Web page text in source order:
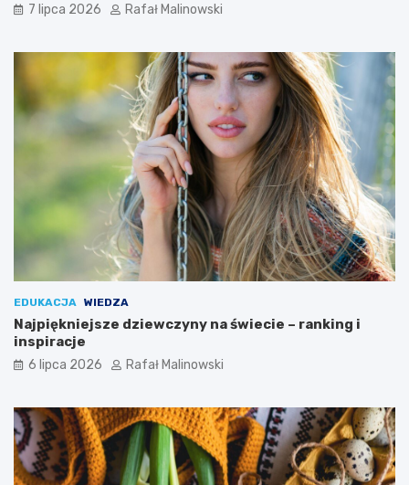
7 lipca 2026 Rafał Malinowski
EDUKACJA WIEDZA
Najpiękniejsze dziewczyny na świecie – ranking i
inspiracje
6 lipca 2026 Rafał Malinowski